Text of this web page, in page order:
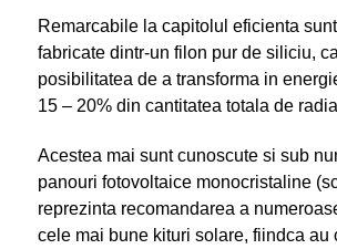
Remarcabile la capitolul eficienta
fabricate dintr-un filon pur de siliciu,
posibilitatea de a transforma in
15 – 20% din cantitatea totala de
Acestea mai sunt cunoscute si sub
panouri fotovoltaice monocristaline
reprezinta recomandarea a
cele mai bune kituri solare, fiindca au